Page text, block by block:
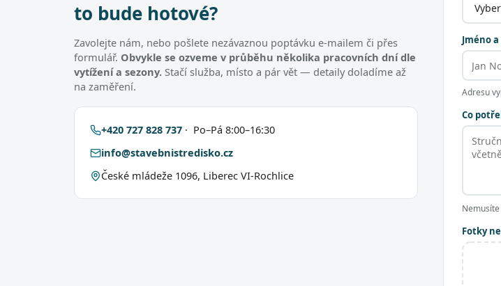
to bude hotové?
Zavolejte nám, nebo pošlete nezávaznou poptávku e-mailem či přes
formulář. Obvykle se ozveme v průběhu několika pracovních dní dle
vytížení a sezony. Stačí služba, místo a pár vět — detaily doladíme až
na zaměření.
+420 727 828 737 · Po–Pá 8:00–16:30
info@stavebnistredisko.cz
České mládeže 1096, Liberec VI-Rochlice
Jméno
Adresu
Co
Fotky